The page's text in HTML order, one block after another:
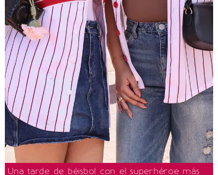
Una tarde de béisbol con el superhéroe más